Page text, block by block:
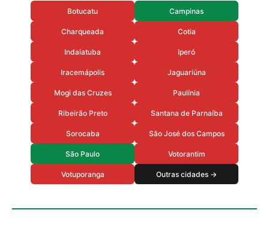
Botucatu Campinas
Charqueada Cotia
Indaiatuba Iperó
Iracemápolis Jaguariúna
Mogi das Cruzes Paulínia
Ribeirão Preto Santana de Parnaíba
Sorocaba São José dos Campos
São Paulo Votorantim
Votuporanga Outras cidades →